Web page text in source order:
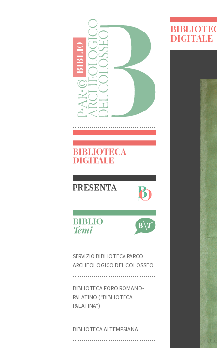
SERVIZIO BIBLIOTECA PARCO
ARCHEOLOGICO DEL COLOSSEO
BIBLIOTECA FORO ROMANO-
PALATINO (“BIBLIOTECA
PALATINA”)
BIBLIOTECA ALTEMPSIANA
DIGITALE